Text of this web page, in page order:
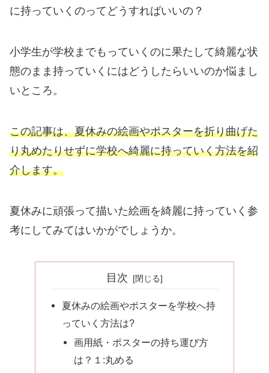
に持っていくのってどうすればいいの？
小学生が学校までもっていくのに果たして綺麗な状
態のまま持っていくにはどうしたらいいのか悩まし
いところ。
この記事は、夏休みの絵画やポスターを折り曲げた
り丸めたりせずに学校へ綺麗に持っていく方法を紹
介します。
夏休みに頑張って描いた絵画を綺麗に持っていく参
考にしてみてはいかがでしょうか。
目次
夏休みの絵画やポスターを学校へ持
っていく方法は?
画用紙・ポスターの持ち運び方
は？１:丸める